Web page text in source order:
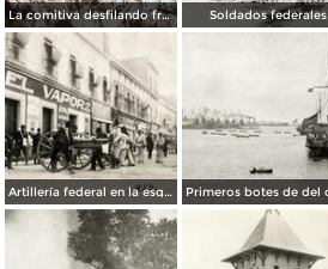
La comitiva desfilando frente a palacio Culiacán, Sinaloa. Soldados federales
Artillería federal en la esquina de San Juan de Letrán y San Agustín (República de Uruguay) durante la Decena Trágica (1913)